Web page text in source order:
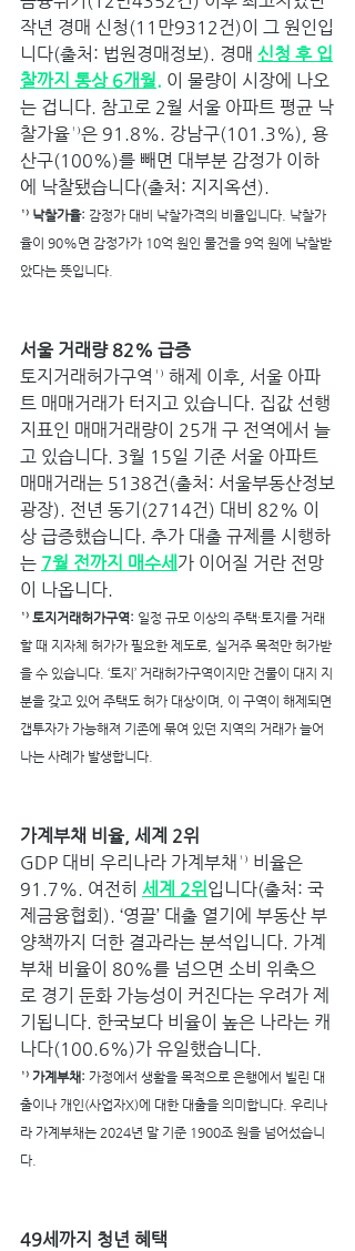
작년 경매 신청(11만9312건)이 그 원인입
니다(출처: 법원경매정보). 경매 신청 후 입
찰까지 통상 6개월. 이 물량이 시장에 나오
는 겁니다. 참고로 2월 서울 아파트 평균 낙
찰가율¹⁾은 91.8%. 강남구(101.3%), 용
산구(100%)를 빼면 대부분 감정가 이하
에 낙찰됐습니다(출처: 지지옥션).
¹⁾ 낙찰가율: 감정가 대비 낙찰가격의 비율입니다. 낙찰가
율이 90%면 감정가가 10억 원인 물건을 9억 원에 낙찰받
았다는 뜻입니다.
서울 거래량 82% 급증
토지거래허가구역¹⁾ 해제 이후, 서울 아파
트 매매거래가 터지고 있습니다. 집값 선행
지표인 매매거래량이 25개 구 전역에서 늘
고 있습니다. 3월 15일 기준 서울 아파트
매매거래는 5138건(출처: 서울부동산정보
광장). 전년 동기(2714건) 대비 82% 이
상 급증했습니다. 추가 대출 규제를 시행하
는 7월 전까지 매수세 가 이어질 거란 전망
이 나옵니다.
¹⁾ 토지거래허가구역: 일정 규모 이상의 주택·토지를 거래
할 때 지자체 허가가 필요한 제도로, 실거주 목적만 허가받
을 수 있습니다. ‘토지’ 거래허가구역이지만 건물이 대지 지
분을 갖고 있어 주택도 허가 대상이며, 이 구역이 해제되면
갭투자가 가능해져 기존에 묶여 있던 지역의 거래가 늘어
나는 사례가 발생합니다.
가계부채 비율, 세계 2위
GDP 대비 우리나라 가계부채¹⁾ 비율은
91.7%. 여전히 세계 2위 입니다(출처: 국
제금융협회). ‘영끌’ 대출 열기에 부동산 부
양책까지 더한 결과라는 분석입니다. 가계
부채 비율이 80%를 넘으면 소비 위축으
로 경기 둔화 가능성이 커진다는 우려가 제
기됩니다. 한국보다 비율이 높은 나라는 캐
나다(100.6%)가 유일했습니다.
¹⁾ 가계부채: 가정에서 생활을 목적으로 은행에서 빌린 대
출이나 개인(사업자X)에 대한 대출을 의미합니다. 우리나
라 가계부채는 2024년 말 기준 1900조 원을 넘어섰습니
다.
49세까지 청년 혜택